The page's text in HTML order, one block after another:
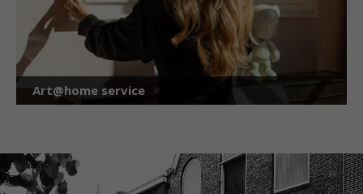
Art@home service